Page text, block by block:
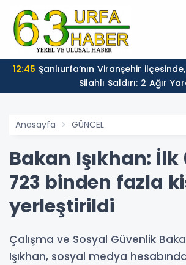
12:45
Silahlı Saldırı: 2 Ağır
Anasayfa GÜNCEL
Bakan Işıkhan:
723 binden fazla
yerleştirildi
Çalışma ve Sosyal Güvenlik
Işıkhan, sosyal medya